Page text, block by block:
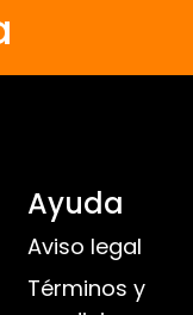
Ayuda
Aviso legal
Términos y